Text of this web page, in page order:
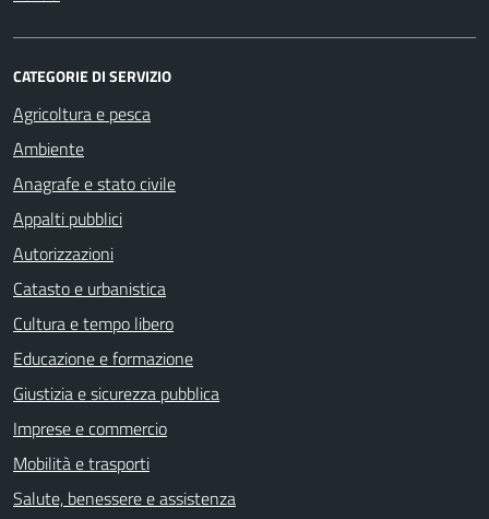
CATEGORIE DI SERVIZIO
Agricoltura e pesca
Ambiente
Anagrafe e stato civile
Appalti pubblici
Autorizzazioni
Catasto e urbanistica
Cultura e tempo libero
Educazione e formazione
Giustizia e sicurezza pubblica
Imprese e commercio
Mobilità e trasporti
Salute, benessere e assistenza